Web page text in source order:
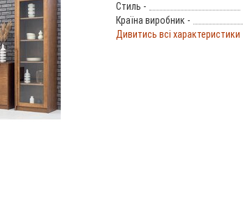
Стиль -
Країна виробник -
Дивитись всі характеристики